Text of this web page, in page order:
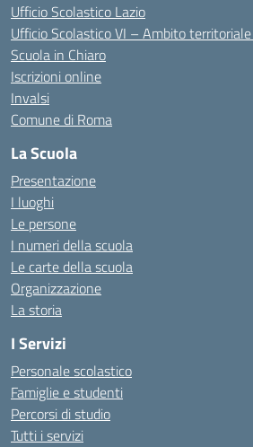
Ufficio Scolastico Lazio
Ufficio Scolastico VI – Ambito
Scuola in Chiaro
Iscrizioni online
Invalsi
Comune di Roma
La Scuola
Presentazione
I luoghi
Le persone
I numeri della scuola
Le carte della scuola
Organizzazione
La storia
I Servizi
Personale scolastico
Famiglie e studenti
Percorsi di studio
Tutti i servizi